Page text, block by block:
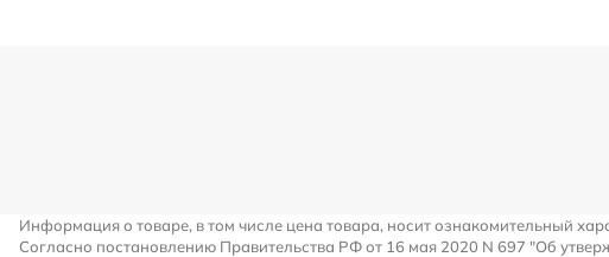
Информация о товаре, в том числе цена товара, носит ознакомительный
Согласно постановлению Правительства РФ от 16 мая 2020 N 697 "Об